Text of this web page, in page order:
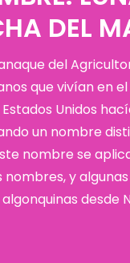
DEL
del
que vivían en
Unidos
un nombre
nombre se
nombres, y
desde